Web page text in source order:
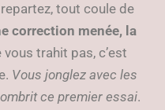
tout coule de
correction menée, la
vous trahit pas, c’est
Vous jonglez avec les
ce premier essai.